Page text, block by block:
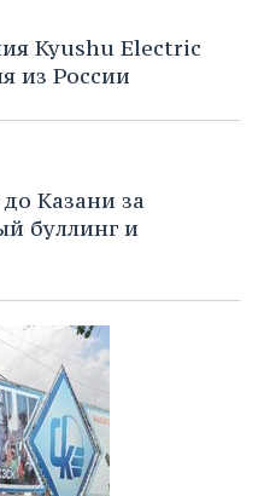
Kyushu Electric
из России
Казани за
буллинг и